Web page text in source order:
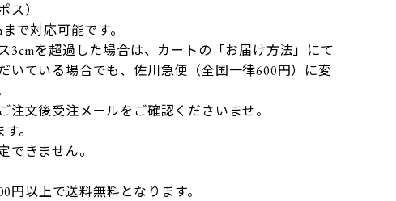
ス）
で対応可能です。
3cmを超過した場合は、カートの「お届け方法」にて
いている場合でも、佐川急便（全国一律600円）に変
注文後受注メールをご確認くださいませ。
。
きません。
円以上で送料無料となります。